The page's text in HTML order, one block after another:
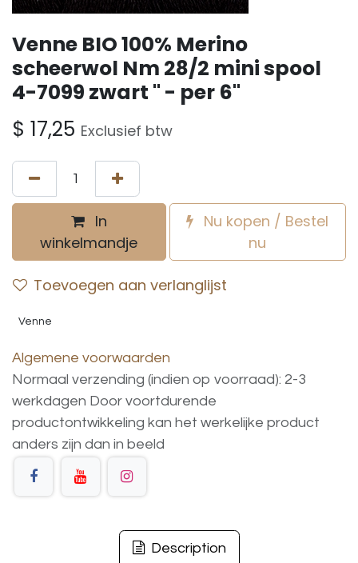
Venne BIO 100% Merino
scheerwol Nm 28/2 mini spool
4-7099 zwart " - per 6"
$ 17,25 Exclusief btw
In
winkelmandje
Nu kopen / Bestel
nu
Toevoegen aan verlanglijst
Venne
Algemene voorwaarden
Normaal verzending (indien op voorraad): 2-3
werkdagen Door voortdurende
productontwikkeling kan het werkelijke product
anders zijn dan in beeld
Description